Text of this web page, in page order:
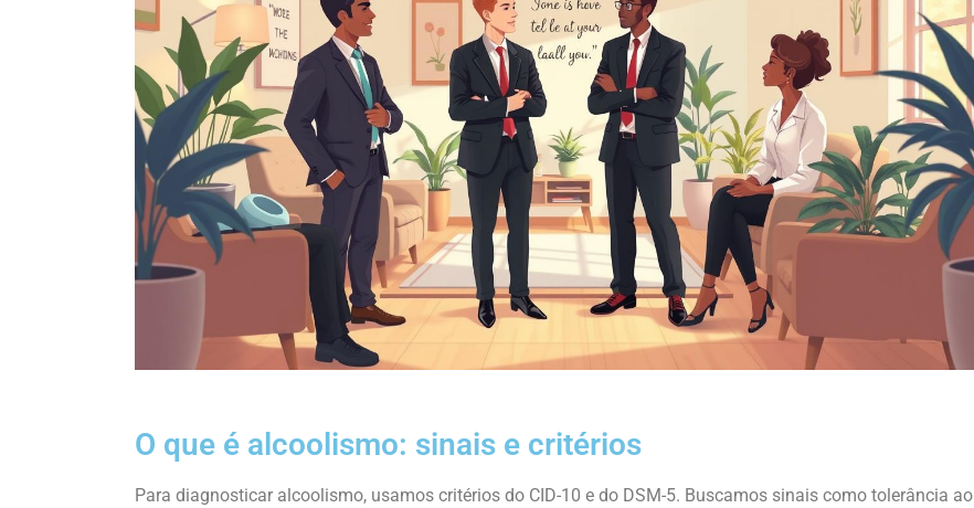
O que é alcoolismo: sinais e critérios
Para diagnosticar alcoolismo, usamos critérios do CID-10 e do DSM-5. Buscamos sinais como tolerância ao